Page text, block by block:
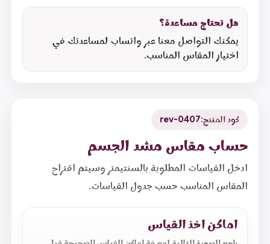
هل تحتاج مساعدة؟
يمكنك التواصل معنا عبر واتساب لمساعدتك في
اختيار المقاس المناسب.
كود المنتج:rev-0407
حساب مقاس مشد الجسم
ادخل القياسات المطلوبة بالسنتيمتر وسيتم اقتراح
المقاس المناسب حسب جدول القياسات.
اماكن اخذ القياس